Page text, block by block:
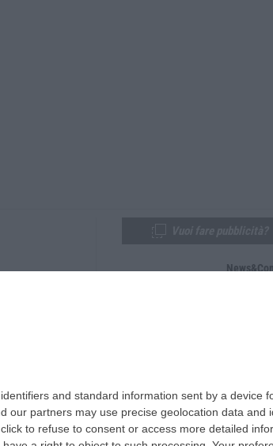
and standard information sent by a device
our partners may use precise geolocation data and
to refuse to consent or access more detailed